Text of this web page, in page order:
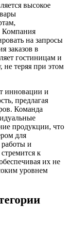
высокое
Компания
на запросы
заказов в
гостиницам и
не теряя при этом
инновации и
предлагая
Команда
продукции, что
для
и
к
их не
уровнем